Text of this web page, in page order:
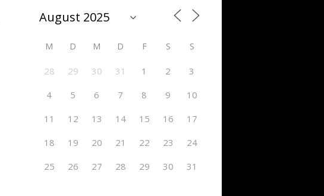
M D M D F S S
28 29 30 31 1 2
3
4
5 6 7 8 9
10
11
12 13 14 15 16
17
18
19 20 21 22 23
24
25
26 27 28 29 30 31